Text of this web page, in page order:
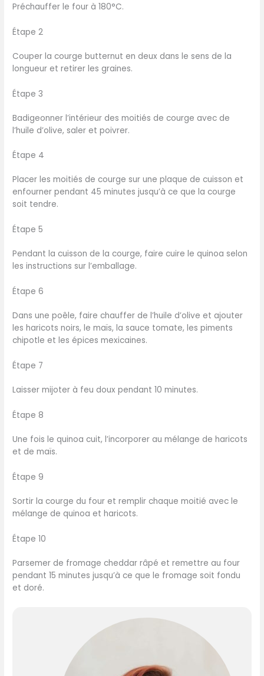
Préchauffer le four à 180°C.
Étape 2
Couper la courge butternut en deux dans le sens de la
longueur et retirer les graines.
Étape 3
Badigeonner l’intérieur des moitiés de courge avec de
l’huile d’olive, saler et poivrer.
Étape 4
Placer les moitiés de courge sur une plaque de cuisson et
enfourner pendant 45 minutes jusqu’à ce que la courge
soit tendre.
Étape 5
Pendant la cuisson de la courge, faire cuire le quinoa selon
les instructions sur l’emballage.
Étape 6
Dans une poêle, faire chauffer de l’huile d’olive et ajouter
les haricots noirs, le maïs, la sauce tomate, les piments
chipotle et les épices mexicaines.
Étape 7
Laisser mijoter à feu doux pendant 10 minutes.
Étape 8
Une fois le quinoa cuit, l’incorporer au mélange de haricots
et de maïs.
Étape 9
Sortir la courge du four et remplir chaque moitié avec le
mélange de quinoa et haricots.
Étape 10
Parsemer de fromage cheddar râpé et remettre au four
pendant 15 minutes jusqu’à ce que le fromage soit fondu
et doré.